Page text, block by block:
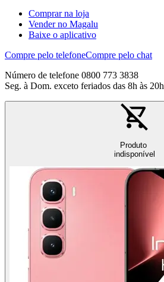
Comprar na loja
Vender no Magalu
Baixe o aplicativo
Compre pelo telefoneCompre pelo chat
Número de telefone 0800 773 3838
Seg. à Dom. exceto feriados das 8h às 20h
Produto
indisponível